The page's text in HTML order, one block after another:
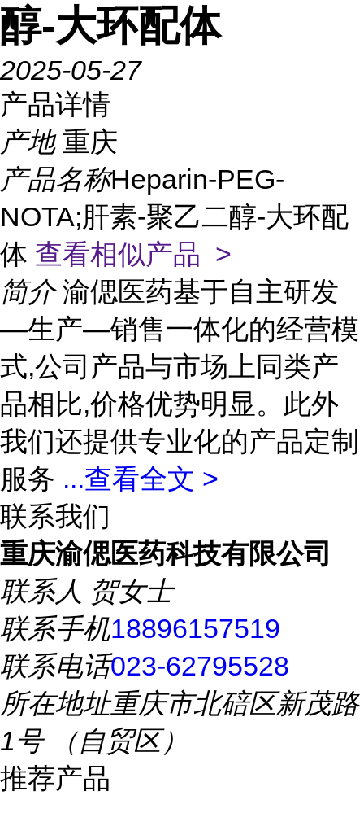
醇-大环配体
2025-05-27
产品详情
产地 重庆
产品名称Heparin-PEG-
NOTA;肝素-聚乙二醇-大环配
体 查看相似产品 >
简介 渝偲医药基于自主研发
—生产—销售一体化的经营模
式,公司产品与市场上同类产
品相比,价格优势明显。此外
我们还提供专业化的产品定制
服务 ...查看全文 >
联系我们
重庆渝偲医药科技有限公司
联系人 贺女士
联系手机18896157519
联系电话023-62795528
所在地址重庆市北碚区新茂路
1号 （自贸区）
推荐产品